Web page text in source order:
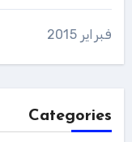
فبراير 2015
Categories